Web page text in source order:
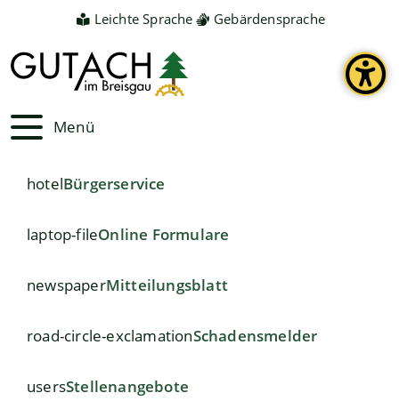
Leichte Sprache Gebärdensprache
Menü
hotelBürgerservice
laptop-fileOnline Formulare
newspaperMitteilungsblatt
road-circle-exclamationSchadensmelder
usersStellenangebote